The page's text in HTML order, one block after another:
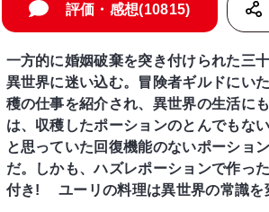
評価・感想(10815)
一方的に婚姻破棄を突き付けられた三
異世界に迷い込む。冒険者ギルドにい
穫の仕事を紹介され、異世界の生活に
は、収穫したポーションのとんでもな
と思っていた回復機能のないポーショ
だ。しかも、ハズレポーションで作っ
付き! ユーリの料理は異世界の常識を